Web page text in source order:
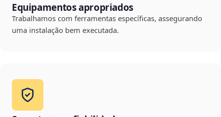
Equipamentos apropriados
Trabalhamos com ferramentas específicas, assegurando
uma instalação bem executada.